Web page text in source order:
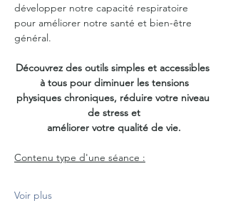
développer notre capacité respiratoire
pour améliorer notre santé et bien-être
général.
Découvrez des outils simples et accessibles
à tous pour diminuer les tensions
physiques chroniques, réduire votre niveau
de stress et
améliorer votre qualité de vie.
Contenu type d'une séance :
Voir plus